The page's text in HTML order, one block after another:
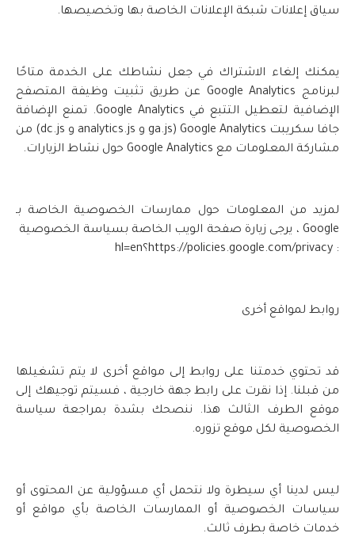
سياق إعلانات شبكة الإعلانات الخاصة بها وتخصيصها.
يمكنك إلغاء الاشتراك في جعل نشاطك على الخدمة متاحًا
لبرنامج Google Analytics عن طريق تثبيت وظيفة المتصفح
الإضافية لتعطيل التتبع في Google Analytics. تمنع الإضافة
جافا سكريبت Google Analytics (ga.js و analytics.js و dc.js) من
مشاركة المعلومات مع Google Analytics حول نشاط الزيارات.
لمزيد من المعلومات حول ممارسات الخصوصية الخاصة بـ
Google ، يرجى زيارة صفحة الويب الخاصة بسياسة الخصوصية
: https://policies.google.com/privacy؟hl=en
روابط لمواقع أخرى
قد تحتوي خدمتنا على روابط إلى مواقع أخرى لا يتم تشغيلها
من قبلنا. إذا نقرت على رابط جهة خارجية ، فسيتم توجيهك إلى
موقع الطرف الثالث هذا. ننصحك بشدة بمراجعة سياسة
الخصوصية لكل موقع تزوره.
ليس لدينا أي سيطرة ولا نتحمل أي مسؤولية عن المحتوى أو
سياسات الخصوصية أو الممارسات الخاصة بأي مواقع أو
خدمات خاصة بطرف ثالث.